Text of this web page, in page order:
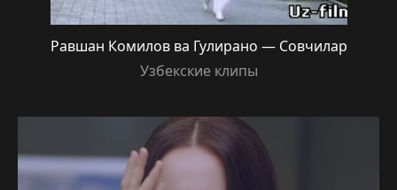
Равшан Комилов ва Гулирано — Совчилар
Узбекские клипы